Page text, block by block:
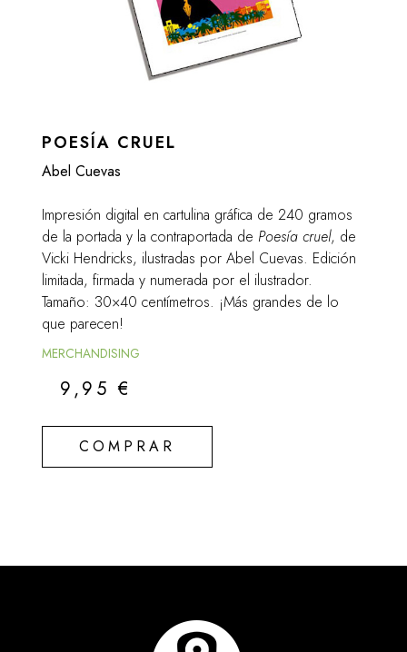
POESÍA CRUEL
Abel Cuevas
Impresión digital en cartulina gráfica de 240 gramos
de la portada y la contraportada de Poesía cruel, de
Vicki Hendricks, ilustradas por Abel Cuevas. Edición
limitada, firmada y numerada por el ilustrador.
Tamaño: 30×40 centímetros. ¡Más grandes de lo
que parecen!
MERCHANDISING
9,95€
COMPRAR